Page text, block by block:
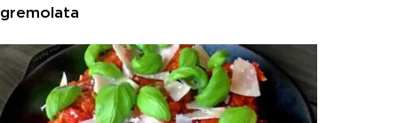
gremolata